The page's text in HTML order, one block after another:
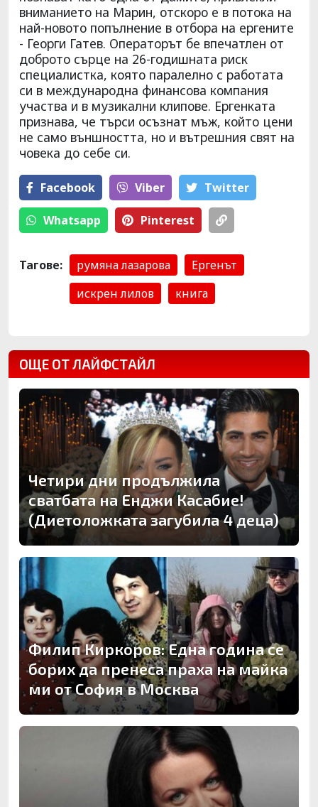
вниманието на Марин, отскоро е в потока на
най-новото попълнение в отбора на ергените
- Георги Гатев. Операторът бе впечатлен от
доброто сърце на 26-годишната риск
специалистка, която паралелно с работата
си в международна финансова компания
участва и в музикални клипове. Ергенката
признава, че търси осъзнат мъж, който цени
не само външността, но и вътрешния свят на
човека до себе си.
Facebook Viber Тwitter
Whatsapp Pinterest
Тагове: румяна лазарова
Ергенът
искрен лилов
книга
ОЩЕ ОТ ЛАЙФСТАЙЛ
Четири дни продължила
сватбата на Енджи Касабие!
(Диетоложката загубила 4 деца)
Филип Киркоров: Една година се
борих да пренеса праха на майка
ми от София в Москва